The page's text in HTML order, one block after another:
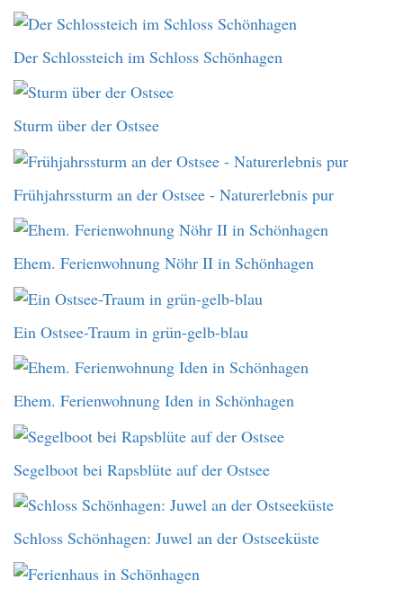
Der Schlossteich im Schloss Schönhagen
Sturm über der Ostsee
Frühjahrssturm an der Ostsee - Naturerlebnis pur
Ehem. Ferienwohnung Nöhr II in Schönhagen
Ein Ostsee-Traum in grün-gelb-blau
Ehem. Ferienwohnung Iden in Schönhagen
Segelboot bei Rapsblüte auf der Ostsee
Schloss Schönhagen: Juwel an der Ostseeküste